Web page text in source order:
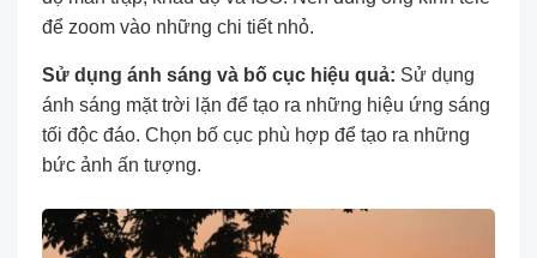
để zoom vào những chi tiết nhỏ.
Sử dụng ánh sáng và bố cục hiệu quả: Sử dụng
ánh sáng mặt trời lặn để tạo ra những hiệu ứng sáng
tối độc đáo. Chọn bố cục phù hợp để tạo ra những
bức ảnh ấn tượng.